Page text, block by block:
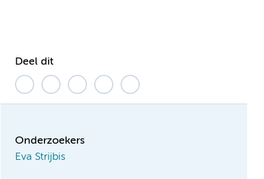
Deel dit
Onderzoekers
Eva Strijbis